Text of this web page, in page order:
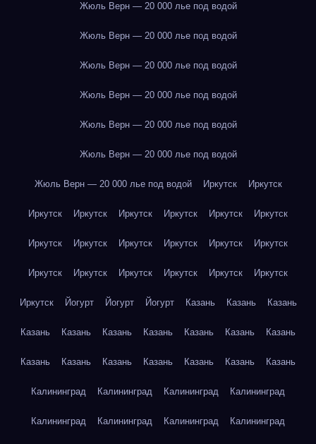
Жюль Верн — 20 000 лье под водой
Жюль Верн — 20 000 лье под водой
Жюль Верн — 20 000 лье под водой
Жюль Верн — 20 000 лье под водой
Жюль Верн — 20 000 лье под водой
Жюль Верн — 20 000 лье под водой
Жюль Верн — 20 000 лье под водой Иркутск Иркутск
Иркутск Иркутск Иркутск Иркутск Иркутск Иркутск
Иркутск Иркутск Иркутск Иркутск Иркутск Иркутск
Иркутск Иркутск Иркутск Иркутск Иркутск Иркутск
Иркутск Йогурт Йогурт Йогурт Казань Казань Казань
Казань Казань Казань Казань Казань Казань Казань
Казань Казань Казань Казань Казань Казань Казань
Калининград Калининград Калининград Калининград
Калининград Калининград Калининград Калининград